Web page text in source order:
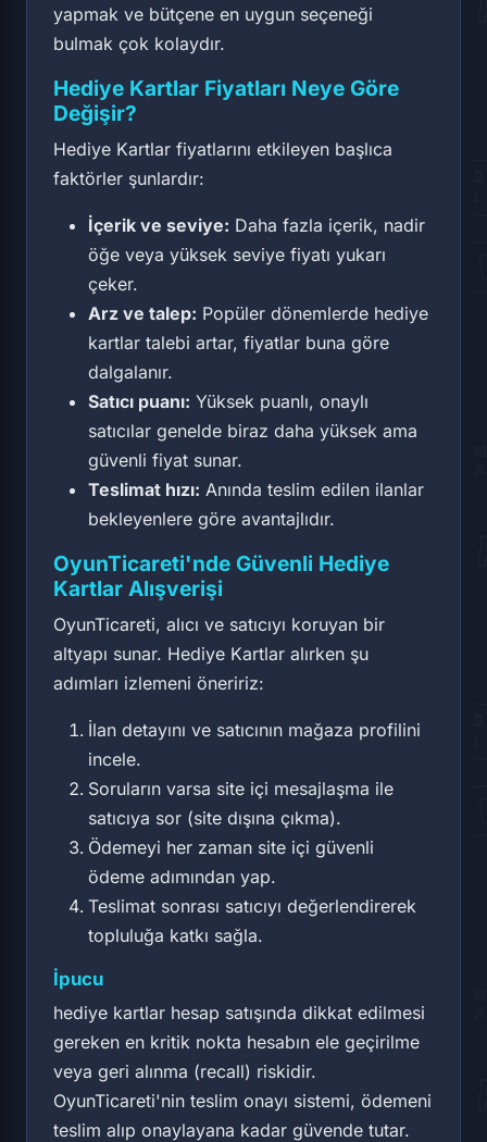
yapmak ve bütçene en uygun seçeneği
bulmak çok kolaydır.
Hediye Kartlar Fiyatları Neye Göre
Değişir?
Hediye Kartlar fiyatlarını etkileyen başlıca
faktörler şunlardır:
İçerik ve seviye: Daha fazla içerik, nadir
öğe veya yüksek seviye fiyatı yukarı
çeker.
Arz ve talep: Popüler dönemlerde hediye
kartlar talebi artar, fiyatlar buna göre
dalgalanır.
Satıcı puanı: Yüksek puanlı, onaylı
satıcılar genelde biraz daha yüksek ama
güvenli fiyat sunar.
Teslimat hızı: Anında teslim edilen ilanlar
bekleyenlere göre avantajlıdır.
OyunTicareti'nde Güvenli Hediye
Kartlar Alışverişi
OyunTicareti, alıcı ve satıcıyı koruyan bir
altyapı sunar. Hediye Kartlar alırken şu
adımları izlemeni öneririz:
İlan detayını ve satıcının mağaza profilini
incele.
Soruların varsa site içi mesajlaşma ile
satıcıya sor (site dışına çıkma).
Ödemeyi her zaman site içi güvenli
ödeme adımından yap.
Teslimat sonrası satıcıyı değerlendirerek
topluluğa katkı sağla.
İpucu
hediye kartlar hesap satışında dikkat edilmesi
gereken en kritik nokta hesabın ele geçirilme
veya geri alınma (recall) riskidir.
OyunTicareti'nin teslim onayı sistemi, ödemeni
teslim alıp onaylayana kadar güvende tutar.